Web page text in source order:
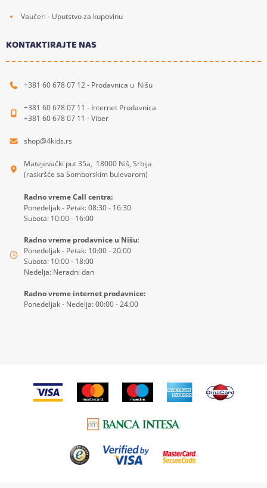
Vaučeri - Uputstvo za kupovinu
KONTAKTIRAJTE NAS
+381 60 678 07 12 - Prodavnica u Nišu
+381 60 678 07 11 - Internet Prodavnica
+381 60 678 07 11 - Viber
shop@4kids.rs
Matejevački put 35a, 18000 Niš, Srbija
(raskršće sa Somborskim bulevarom)
Radno vreme Call centra:
Ponedeljak - Petak: 08:30 - 16:30
Subota: 10:00 - 16:00
Radno vreme prodavnice u Nišu:
Ponedeljak - Petak: 10:00 - 20:00
Subota: 10:00 - 18:00
Nedelja: Neradni dan
Radno vreme internet prodavnice:
Ponedeljak - Nedelja: 00:00 - 24:00